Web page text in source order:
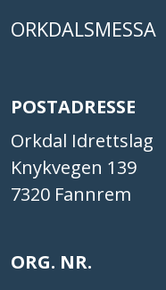
ORKDALSMESSA
POSTADRESSE
Orkdal Idrettslag
Knykvegen 139
7320 Fannrem
ORG. NR.